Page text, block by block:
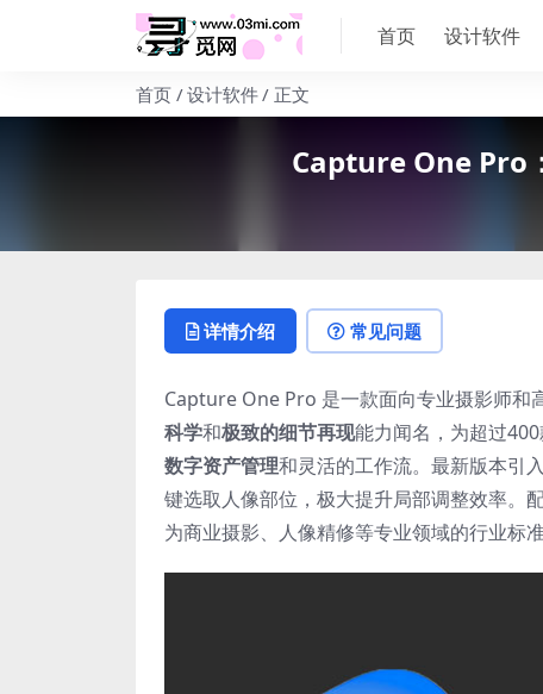
首页 设计软件
首页 设计软件 正文
Capture One Pro
详情介绍 常见问题
Capture One Pro 是一款面向专业摄影师和
科学和极致的细节再现能力闻名，为超过
数字资产管理和灵活的工作流。最新版本引
键选取人像部位，极大提升局部调整效率。
为商业摄影、人像精修等专业领域的行业标准